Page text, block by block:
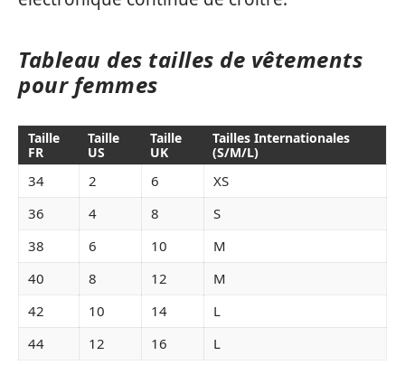
Tableau des tailles de vêtements
pour femmes
Taille
FR
Taille
US
Taille
UK
Tailles Internationales
(S/M/L)
34 2 6
XS
36
4 8
S
38
6 10
M
40
8 12
M
42
10 14
L
44
12 16 L